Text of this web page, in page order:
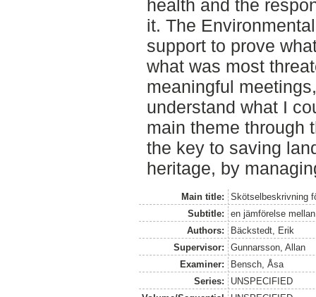
health and the
it. The
support to prove
what was most
meaningful
understand what I
main theme through
the key to saving
heritage, by
Main title:
Skötselbeskrivning
Subtitle:
en jämförelse
Authors:
Bäckstedt, Erik
Supervisor:
Gunnarsson, Allan
Examiner:
Bensch, Åsa
Series:
UNSPECIFIED